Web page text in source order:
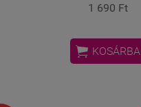
1 690 Ft
 KOSÁRBA